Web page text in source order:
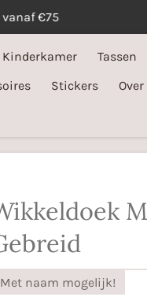
€75
Kinderkamer
Tassen
Stickers
Met naam mogelijk!